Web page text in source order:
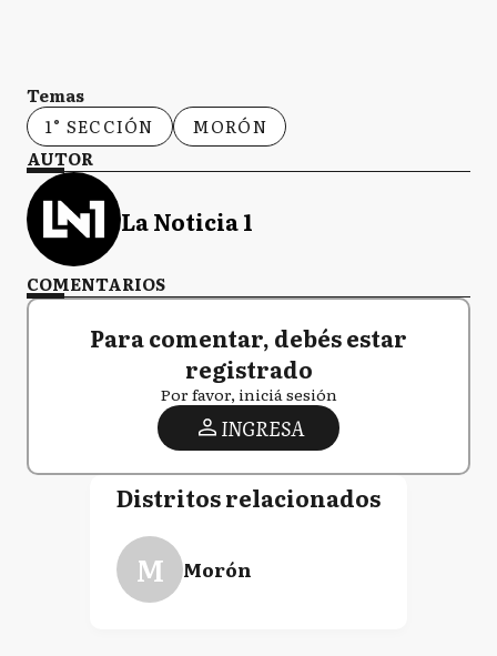
Temas
1° SECCIÓN
MORÓN
AUTOR
La Noticia 1
COMENTARIOS
Para comentar, debés estar
registrado
Por favor, iniciá sesión
INGRESA
Distritos relacionados
M Morón